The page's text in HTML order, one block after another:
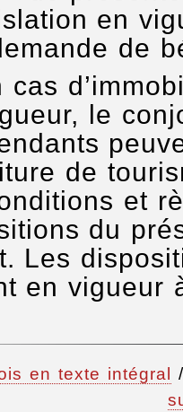
en
de
cas
le
de
et
du
Les
en vigueur
en texte intégral